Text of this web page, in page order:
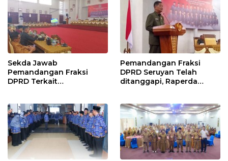
Sekda Jawab
Pemandangan Fraksi
DPRD Terkait
2024
Pemandangan Fraksi
DPRD Seruyan Telah
ditanggapi, Raperda